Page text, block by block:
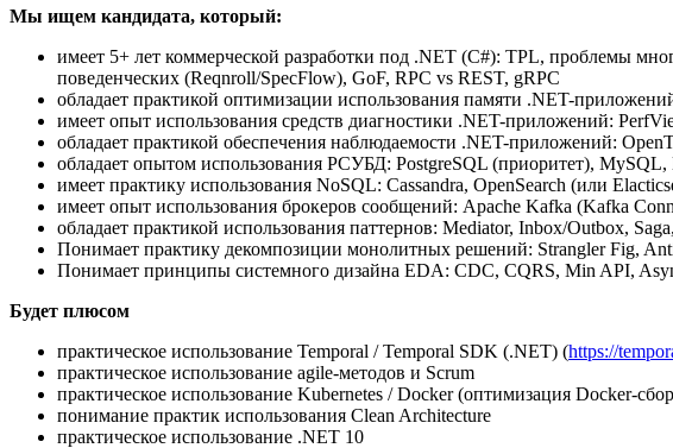
Мы ищем кандидата, который:
имеет 5+ лет коммерческой разработки под .NET (C#): TPL, проблемы
поведенческих (Reqnroll/SpecFlow), GoF, RPC vs REST, gRPC
обладает практикой оптимизации использования памяти .NET-
имеет опыт использования средств диагностики .NET-приложений:
обладает практикой обеспечения наблюдаемости .NET-приложений:
обладает опытом использования РСУБД: PostgreSQL (приоритет),
имеет практику использования NoSQL: Cassandra, OpenSearch (или
имеет опыт использования брокеров сообщений: Apache Kafka (Kafka
обладает практикой использования паттернов: Mediator, Inbox/Outbox,
Понимает практику декомпозиции монолитных решений: Strangler Fig,
Понимает принципы системного дизайна EDA: CDC, CQRS, Min API,
Будет плюсом
практическое использование Temporal / Temporal SDK (.NET) (https://
практическое использование agile-методов и Scrum
практическое использование Kubernetes / Docker (оптимизация Docker-
понимание практик использования Clean Architecture
практическое использование .NET 10